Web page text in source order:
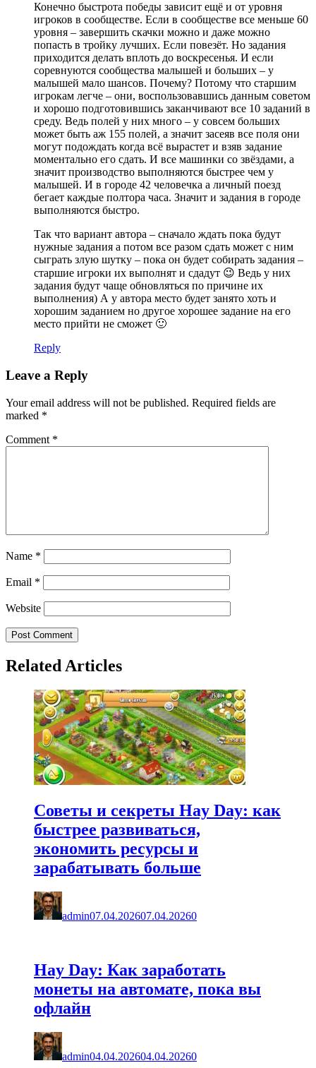
Конечно быстрота победы зависит ещё и от уровня
игроков в сообществе. Если в сообществе все меньше 60
уровня – завершить скачки можно и даже можно
попасть в тройку лучших. Если повезёт. Но задания
приходится делать вплоть до воскресенья. И если
соревнуются сообщества малышей и больших – у
малышей мало шансов. Почему? Потому что старшим
игрокам легче – они, воспользовавшись данным советом
и хорошо подготовившись заканчивают все 10 заданий в
среду. Ведь полей у них много – у совсем больших
может быть аж 155 полей, а значит засеяв все поля они
могут подождать когда всё вырастет и взяв задание
моментально его сдать. И все машинки со звёздами, а
значит производство выполняются быстрее чем у
малышей. И в городе 42 человечка а личный поезд
бегает каждые полтора часа. Значит и задания в городе
выполняются быстро.
Так что вариант автора – сначало ждать пока будут
нужные задания а потом все разом сдать может с ним
сыграть злую шутку – пока он будет собирать задания –
старшие игроки их выполнят и сдадут 😉 Ведь у них
задания будут чаще обновляться по причине их
выполнения) А у автора место будет занято хоть и
хорошим заданием но другое хорошее задание на его
место прийти не сможет 🙂
Reply
Leave a Reply
Your email address will not be published. Required fields are
marked *
Comment *
Name *
Email *
Website
Related Articles
Советы и секреты Hay Day: как
быстрее развиваться,
экономить ресурсы и
зарабатывать больше
admin07.04.202607.04.20260
Hay Day: Как заработать
монеты на автомате, пока вы
офлайн
admin04.04.202604.04.20260